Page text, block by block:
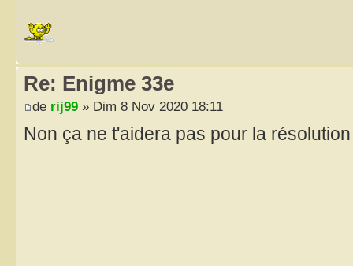
Re: Enigme 33e
de rij99 » Dim 8 Nov 2020 18:11
Non ça ne t'aidera pas pour la